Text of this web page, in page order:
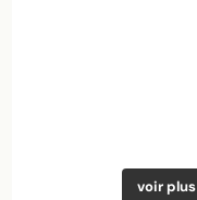
voir plus